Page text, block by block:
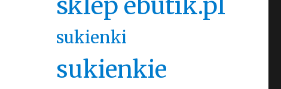
sklep ebutik.pl
sukienki
sukienkie